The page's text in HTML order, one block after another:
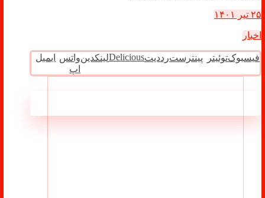
۲۵ تیر ۱۴۰۱
اخبار
فیسبوکتوئیتر پینترسترددیتDeliciousلینکدینواتس
اپ
ایمیل